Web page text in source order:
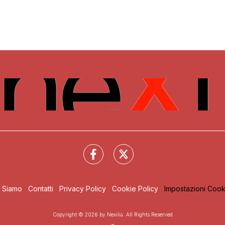
Siamo Contatti Privacy Policy Cookie Policy Impostazioni
Copyright © 2026 by Nexilia. All Rights Reserved